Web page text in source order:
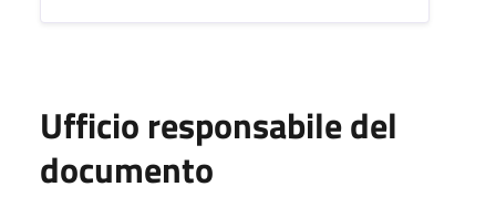
Ufficio responsabile del
documento